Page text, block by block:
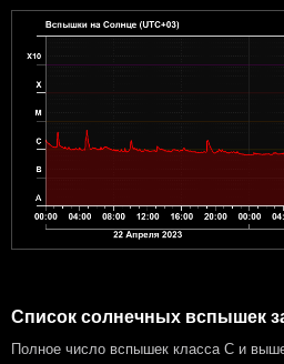
Список солнечных вспышек
Полное число вспышек класса C и